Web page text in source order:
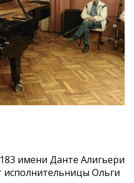
имени Данте Алигьери
Ольги